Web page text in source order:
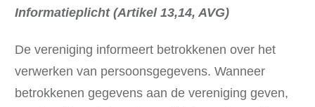
Informatieplicht (Artikel 13,14, AVG)
De vereniging informeert betrokkenen over het
verwerken van persoonsgegevens. Wanneer
betrokkenen gegevens aan de vereniging geven,